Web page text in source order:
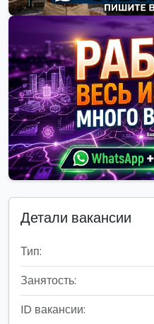
Детали вакансии
Тип:
Занятость:
ID вакансии: